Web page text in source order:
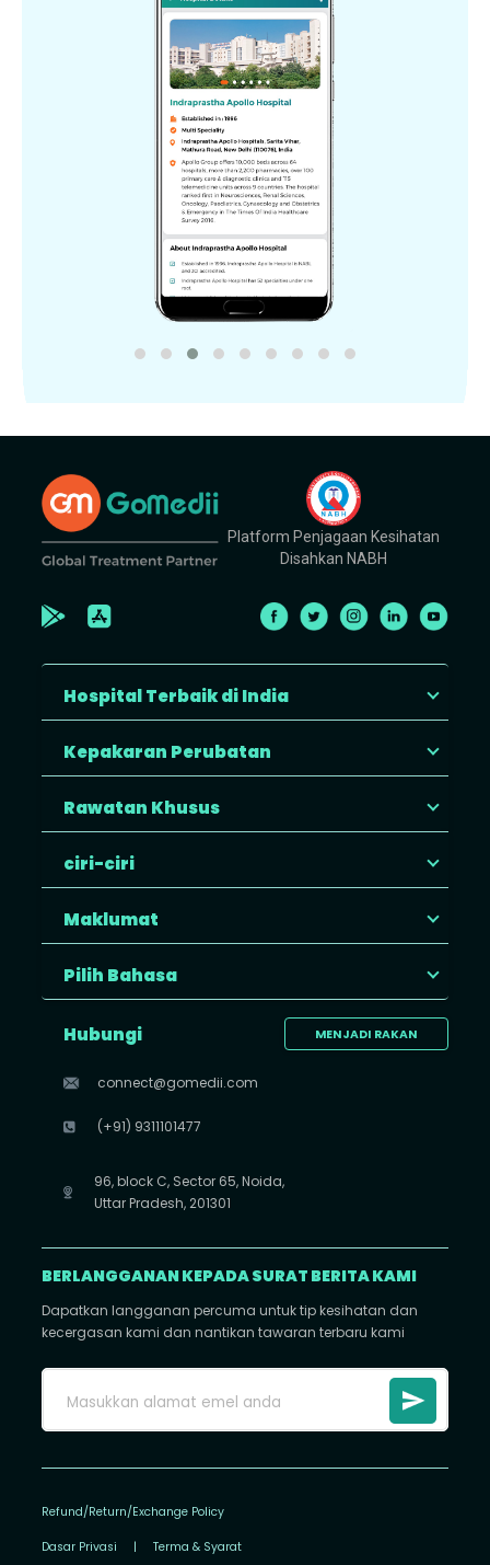
Platform Penjagaan Kesihatan
Disahkan NABH
Hospital Terbaik di India
Kepakaran Perubatan
Rawatan Khusus
ciri-ciri
Maklumat
Pilih Bahasa
MENJADI RAKAN
Hubungi
connect@gomedii.com
(+91) 9311101477
96, block C, Sector 65, Noida,
Uttar Pradesh, 201301
BERLANGGANAN KEPADA SURAT BERITA KAMI
Dapatkan langganan percuma untuk tip kesihatan dan
kecergasan kami dan nantikan tawaran terbaru kami
Refund/Return/Exchange Policy
Dasar Privasi | Terma & Syarat